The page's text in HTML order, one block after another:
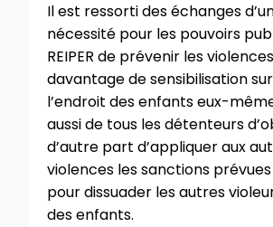
Il est ressorti des échanges
nécessité pour les pouvoirs
REIPER de prévenir les
davantage de sensibilisation
l’endroit des enfants eux-
aussi de tous les détenteurs
d’autre part d’appliquer aux
violences les sanctions
pour dissuader les autres
des enfants.